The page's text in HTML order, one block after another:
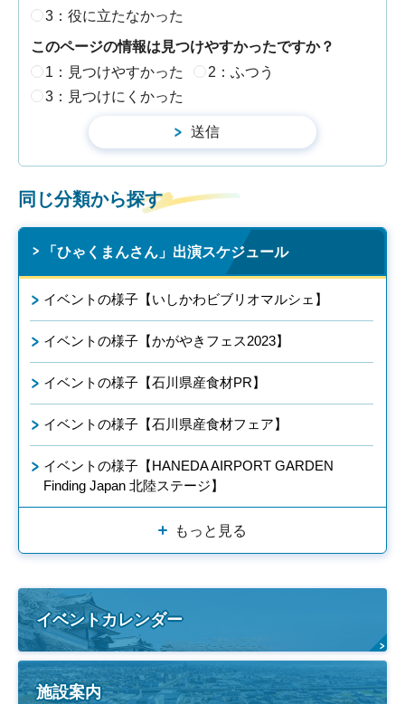
3：役に立たなかった
このページの情報は見つけやすかったですか？
1：見つけやすかった
2：ふつう
3：見つけにくかった
同じ分類から探す
「ひゃくまんさん」出演スケジュール
イベントの様子【いしかわビブリオマルシェ】
イベントの様子【かがやきフェス2023】
イベントの様子【石川県産食材PR】
イベントの様子【石川県産食材フェア】
イベントの様子【HANEDA AIRPORT GARDEN
Finding Japan 北陸ステージ】
もっと見る
イベントカレンダー
施設案内